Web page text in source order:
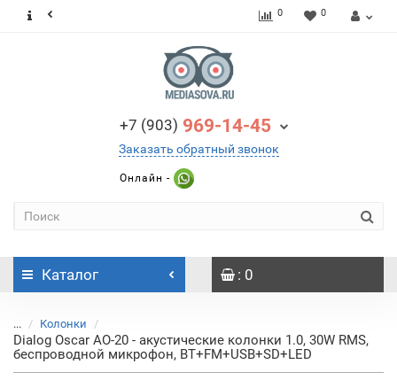
0 0
+7 (903) 969-14-45
Заказать обратный звонок
Онлайн -
Каталог : 0
... Колонки
Dialog Oscar AO-20 - акустические колонки 1.0, 30W RMS,
беспроводной микрофон, BT+FM+USB+SD+LED